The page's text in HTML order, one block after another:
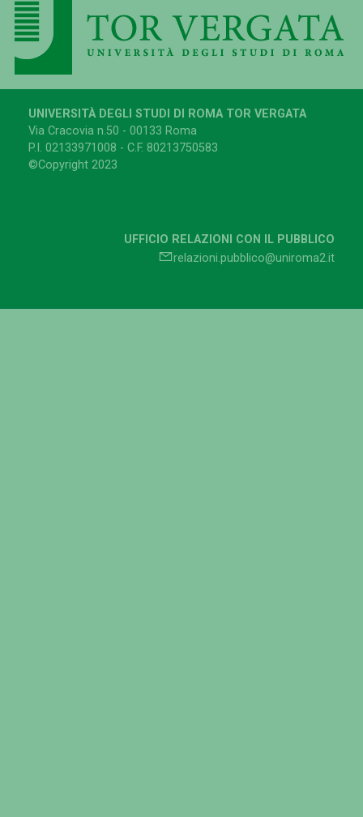
UNIVERSITÀ DEGLI STUDI DI ROMA TOR VERGATA
Via Cracovia n.50 - 00133 Roma
P.I. 02133971008 - C.F. 80213750583
©Copyright 2023
UFFICIO RELAZIONI CON IL PUBBLICO
relazioni.pubblico@uniroma2.it